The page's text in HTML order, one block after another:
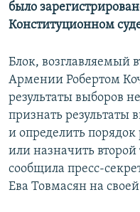
было
Конституционном
Блок, возглавляемый
Армении Робертом
результаты выборов
признать результаты
и определить
или назначить
сообщила пресс-
Ева Товмасян на